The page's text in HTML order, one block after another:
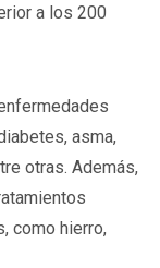
a los 200
asma,
otras. Además,
como hierro,